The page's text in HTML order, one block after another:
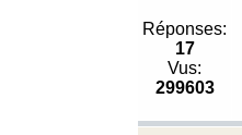
Réponses:
17
Vus:
299603